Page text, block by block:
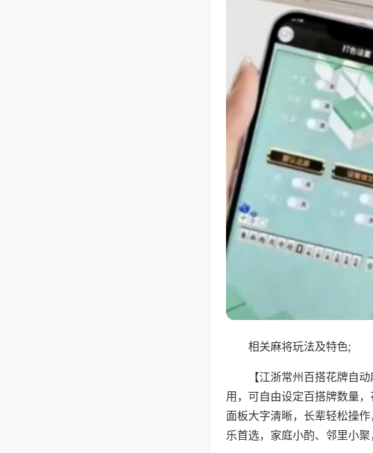
相关麻将玩法及特色;
【江浙常州百搭花牌自
用，可自由设定百搭牌数量
面板大字清晰，长辈轻松操
乐首选，家庭小酌、邻里小聚